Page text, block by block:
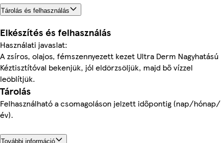
Tárolás és felhasználás
Elkészítés és felhasználás
Használati javaslat:
A zsíros, olajos, fémszennyezett kezet Ultra Derm Nagyhatású
Kéztisztítóval bekenjük, jól eldörzsöljük, majd bő vízzel
leöblítjük.
Tárolás
Felhasználható a csomagoláson jelzett időpontig (nap/hónap/
év).
További információ